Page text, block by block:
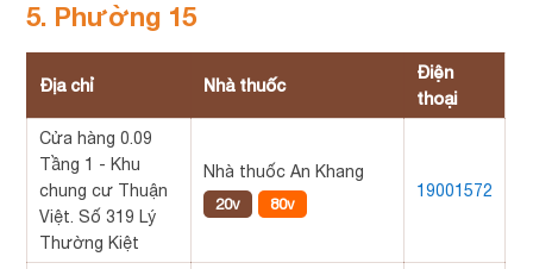
5. Phường 15
Địa chỉ Nhà thuốc
Điện
thoại
Cửa hàng 0.09
Tầng 1 - Khu
chung cư Thuận
Việt. Số 319 Lý
Thường Kiệt
Nhà thuốc An Khang
20v 80v
19001572